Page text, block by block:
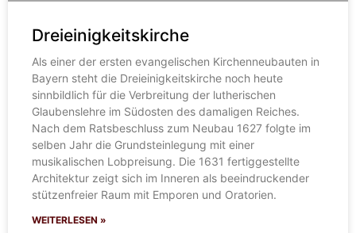
Dreieinigkeitskirche
Als einer der ersten evangelischen Kirchenneubauten in
Bayern steht die Dreieinigkeitskirche noch heute
sinnbildlich für die Verbreitung der lutherischen
Glaubenslehre im Südosten des damaligen Reiches.
Nach dem Ratsbeschluss zum Neubau 1627 folgte im
selben Jahr die Grundsteinlegung mit einer
musikalischen Lobpreisung. Die 1631 fertiggestellte
Architektur zeigt sich im Inneren als beeindruckender
stützenfreier Raum mit Emporen und Oratorien.
WEITERLESEN »